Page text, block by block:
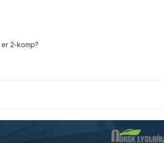
2-komp?